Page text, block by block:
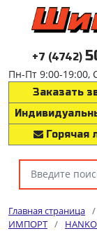
+7 (4742)
Пн-Пт 9:00-19:00,
Заказать
Горячая
Главная страница /
ИМПОРТ /